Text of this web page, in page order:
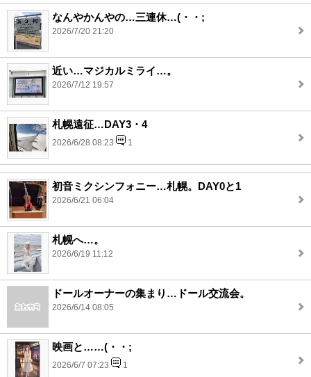
なんやかんやの…三連休…(・・;
2026/7/20 21:20
近い…マジカルミライ…。
2026/7/12 19:57
札幌遠征…DAY3・4
2026/6/28 08:23 1
初音ミクシンフォニー…札幌。DAY0と1
2026/6/21 06:04
札幌へ…。
2026/6/19 11:12
ドールオーナーの集まり…ドール交流会。
2026/6/14 08:05
映画と……(・・;
2026/6/7 07:23 1